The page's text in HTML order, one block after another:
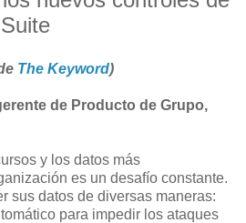
The Keyword)
de Producto de Grupo,
y los datos más
es un desafío constante.
sus datos de diversas maneras:
para impedir los ataques